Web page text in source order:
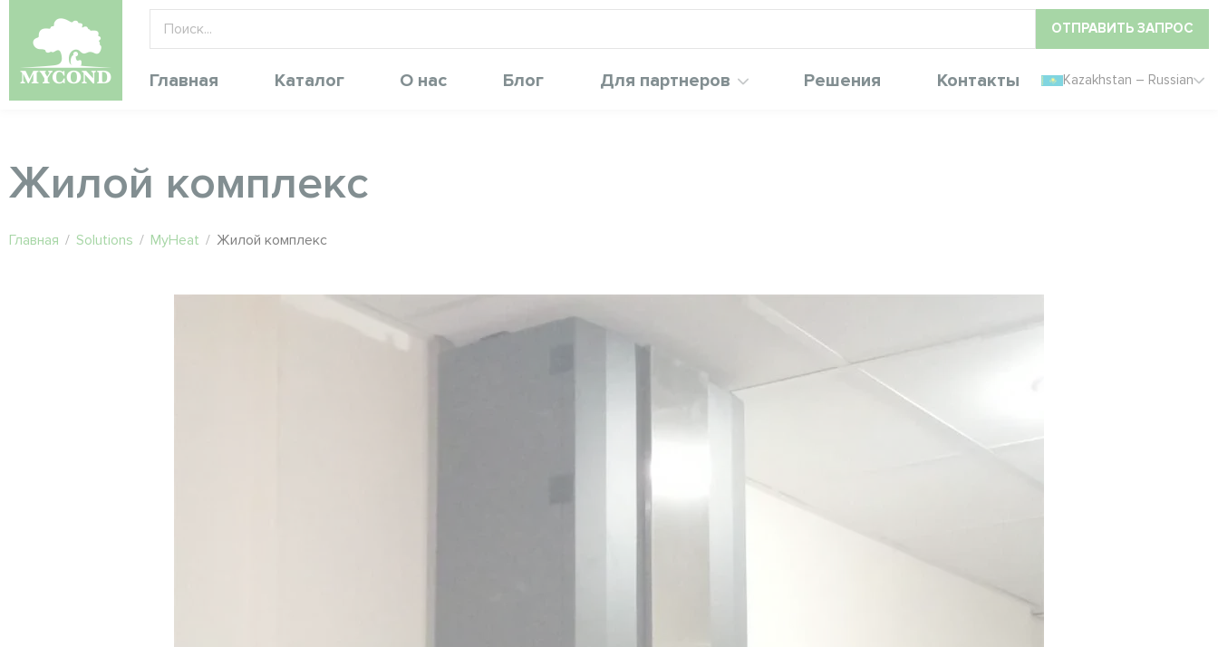
ОТПРАВИТЬ ЗАПРОС
Главная Каталог О нас Блог Для партнеров Решения Контакты Kazakhstan – Russian
Жилой комплекс
Главная / Solutions / MyHeat / Жилой комплекс